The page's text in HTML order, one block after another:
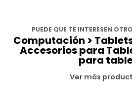
PUEDE QUE TE INTERESEN
Computación >
Accesorios para
para
Ver más